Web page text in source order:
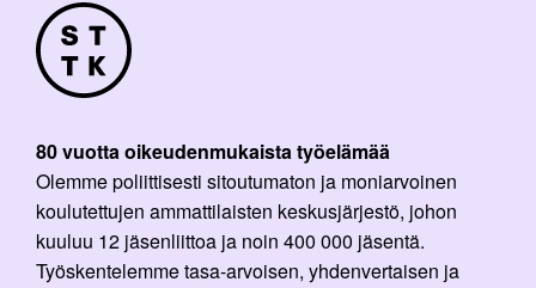
80 vuotta oikeudenmukaista työelämää
Olemme poliittisesti sitoutumaton ja moniarvoinen
koulutettujen ammattilaisten keskusjärjestö, johon
kuuluu 12 jäsenliittoa ja noin 400 000 jäsentä.
Työskentelemme tasa-arvoisen, yhdenvertaisen ja